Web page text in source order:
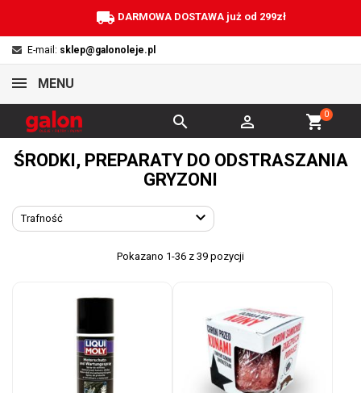
local_shipping DARMOWA DOSTAWA już od 299zł
E-mail: sklep@galonoleje.pl
MENU
shopping_cart0


ŚRODKI, PREPARATY DO ODSTRASZANIA
GRYZONI
Trafność 
Pokazano 1-36 z 39 pozycji